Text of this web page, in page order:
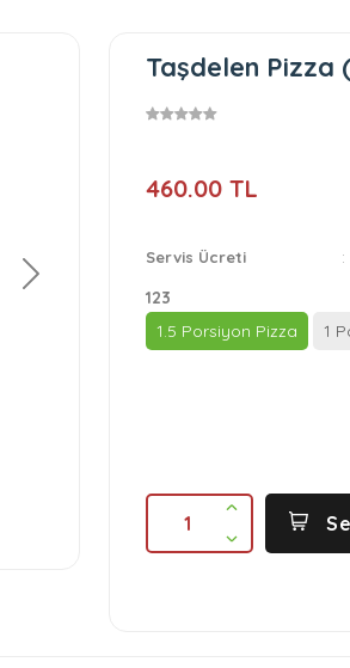
İleri
Taşdelen Pizza
460.00 TL
Servis Ücreti :
123
1.5 Porsiyon Pizza
1
1